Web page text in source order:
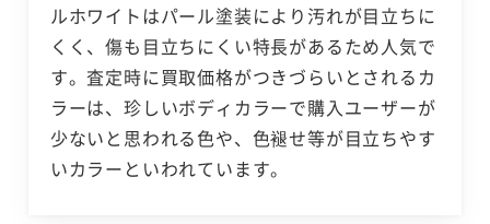
ルホワイトはパール塗装により汚れが目立ちに
くく、傷も目立ちにくい特長があるため人気で
す。査定時に買取価格がつきづらいとされるカ
ラーは、珍しいボディカラーで購入ユーザーが
少ないと思われる色や、色褪せ等が目立ちやす
いカラーといわれています。